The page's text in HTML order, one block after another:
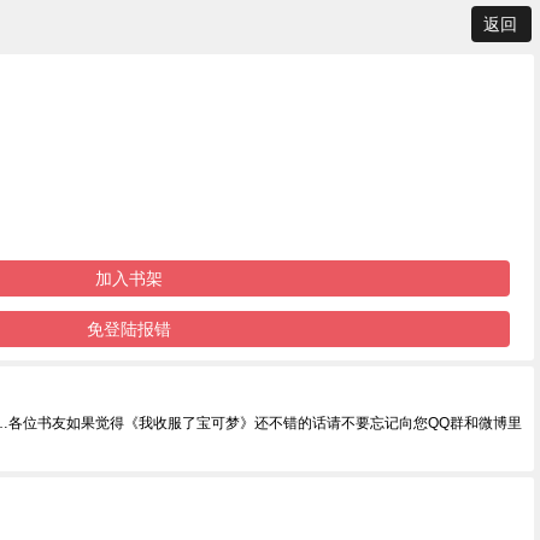
返回
加入书架
免登陆报错
位书友如果觉得《我收服了宝可梦》还不错的话请不要忘记向您QQ群和微博里